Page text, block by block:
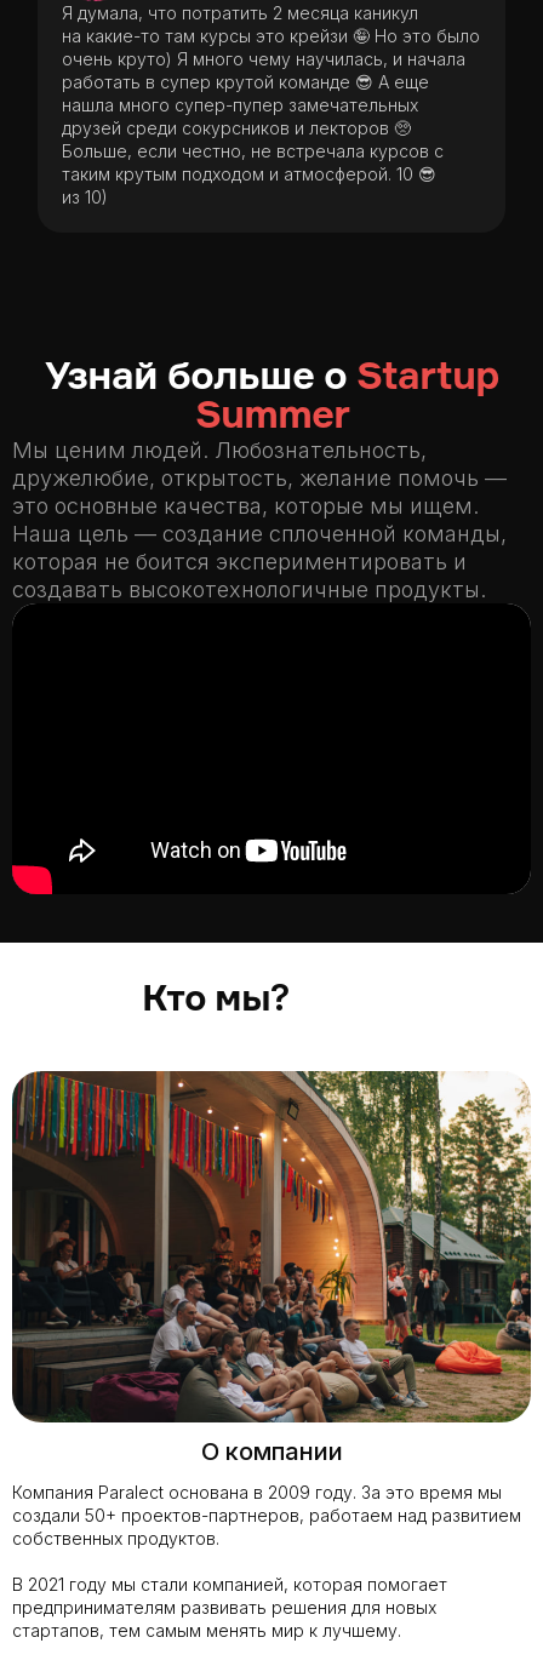
Я думала, что потратить 2 месяца каникул
на какие-то там курсы это крейзи 🤪 Но это было
очень круто) Я много чему научилась, и начала
работать в супер крутой команде 😎 А еще
нашла много супер-пупер замечательных
друзей среди сокурсников и лекторов 🥺
Больше, если честно, не встречала курсов с
таким крутым подходом и атмосферой. 10 😎
из 10)
Узнай больше о Startup
Summer
Мы ценим людей. Любознательность,
дружелюбие, открытость, желание помочь —
это основные качества, которые мы ищем.
Наша цель — создание сплоченной команды,
которая не боится экспериментировать и
создавать высокотехнологичные продукты.
Кто мы??
О компании
Компания Paralect основана в 2009 году. За это время мы
создали 50+ проектов-партнеров, работаем над развитием
собственных продуктов.
В 2021 году мы стали компанией, которая помогает
предпринимателям развивать решения для новых
стартапов, тем самым менять мир к лучшему.